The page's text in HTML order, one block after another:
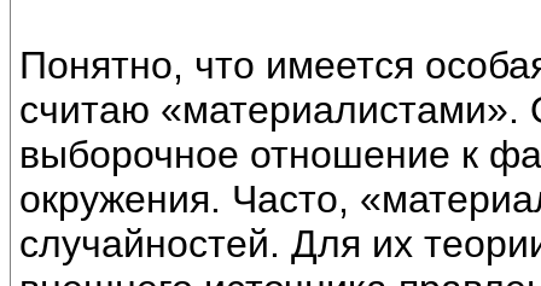
Понятно, что имеется
считаю «материалистами».
выборочное отношение к
окружения. Часто,
случайностей. Для их